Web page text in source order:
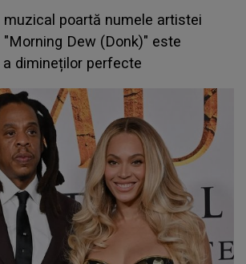
muzical poartă numele artistei
"Morning Dew (Donk)" este
dimineților perfecte